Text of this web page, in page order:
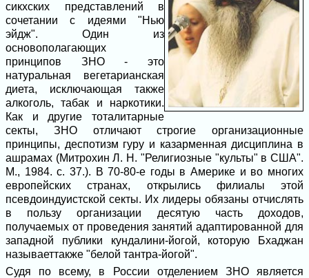
сикхских представлений в
сочетании с идеями "Нью
эйдж". Один из
основополагающих
принципов ЗНО - это
натуральная вегетарианская
диета, исключающая также
алкоголь, табак и наркотики.
Как и другие тоталитарные
секты, ЗНО отличают строгие организационные
принципы, деспотизм гуру и казарменная дисциплина в
ашрамах (Митрохин Л. Н. "Религиозные "культы" в США".
М., 1984. с. 37.). В 70-80-е годы в Америке и во многих
европейских странах, открылись филиалы этой
псевдоиндуистской секты. Их лидеры обязаны отчислять
в пользу организации десятую часть доходов,
получаемых от проведения занятий адаптированной для
западной публики кундалини-йогой, которую Бхаджан
называеттакже "белой тантра-йогой".
Судя по всему, в России отделением ЗНО является